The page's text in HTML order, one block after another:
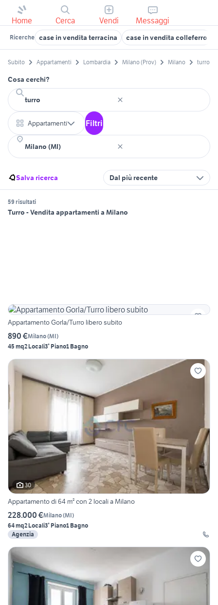
Home Cerca Vendi Messaggi
Ricerche case in vendita terracina case in vendita colleferro
Subito Appartamenti Lombardia Milano (Prov) Milano turro
Cosa cerchi?
Appartamenti Filtri
Salva ricerca Dal più recente
59 risultati
Turro - Vendita appartamenti a Milano
Appartamento Gorla/Turro libero subito
890 €Milano(MI)
45 mq2 Locali3° Piano1 Bagno
30
Appartamento di 64 m² con 2 locali a Milano
228.000 €Milano(MI)
64 mq2 Locali3° Piano1 Bagno
Agenzia